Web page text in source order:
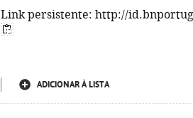
Link persistente: http://
ADICIONAR À LISTA